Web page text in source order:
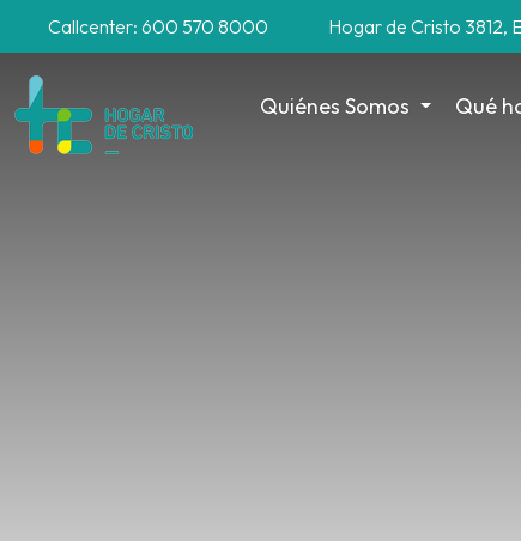
Callcenter: 600 570 8000 Hogar de Cristo 3812,
Quiénes Somos Qué